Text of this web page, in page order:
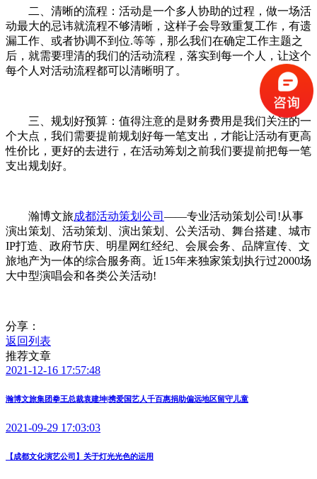
二、清晰的流程：活动是一个多人协助的过程，做一场活
动最大的忌讳就流程不够清晰，这样子会导致重复工作，有遗
漏工作、或者协调不到位.等等，那么我们在确定工作主题之
后，就需要理清的我们的活动流程，落实到每一个人，让这个
每个人对活动流程都可以清晰明了。
三、规划好预算：值得注意的是财务费用是我们关注的一
个大点，我们需要提前规划好每一笔支出，才能让活动有更高
性价比，更好的去进行，在活动筹划之前我们要提前把每一笔
支出规划好。
瀚博文旅成都活动策划公司 ——专业活动策划公司!从事
演出策划、活动策划、演出策划、公关活动、舞台搭建、城市
IP打造、政府节庆、明星网红经纪、会展会务、品牌宣传、文
旅地产为一体的综合服务商。近15年来独家策划执行过2000场
大中型演唱会和各类公关活动!
分享：
返回列表
推荐文章
2021-12-16 17:57:48
瀚博文旅集团拳王总裁袁建坤|携爱国艺人千百惠捐助偏远地区留守儿童
2021-09-29 17:03:03
【成都文化演艺公司】关于灯光光色的运用